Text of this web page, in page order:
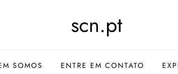
scn.pt
SOMOS ENTRE EM CONTATO